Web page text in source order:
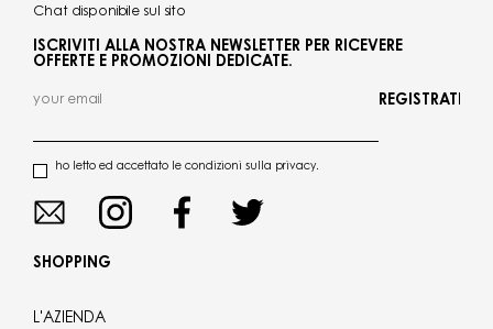
Chat disponibile sul sito
ISCRIVITI ALLA NOSTRA NEWSLETTER PER RICEVERE
OFFERTE E PROMOZIONI DEDICATE.
ho letto ed accettato le condizioni sulla privacy.
REGISTRATI
SHOPPING
L'AZIENDA